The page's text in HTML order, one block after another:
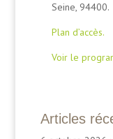
Seine, 94400.
Plan d’accès.
Voir le
Articles